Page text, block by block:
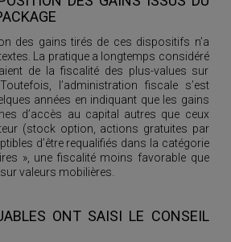
des gains tirés de ces dispositifs n’a
La pratique a longtemps considéré
de la fiscalité des plus-values sur
l’administration fiscale s’est
années en indiquant que les gains
d’accès au capital autres que ceux
(stock option, actions gratuites par
d’être requalifiés dans la catégorie
», une fiscalité moins favorable que
valeurs mobilières.
ONT SAISI LE CONSEIL